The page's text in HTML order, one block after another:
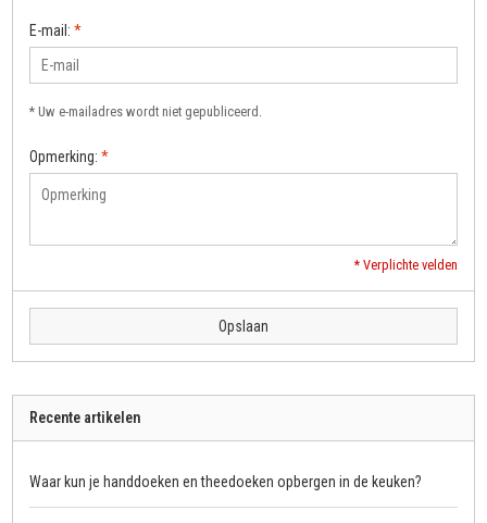
E-mail:*
* Uw e-mailadres wordt niet gepubliceerd.
Opmerking:*
* Verplichte velden
Opslaan
Recente artikelen
Waar kun je handdoeken en theedoeken opbergen in de keuken?